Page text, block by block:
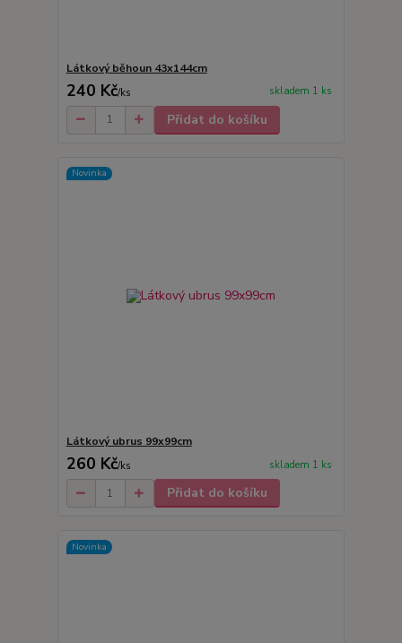
Látkový běhoun 43x144cm
240 Kč/ks skladem 1 ks
Přidat do košíku
Novinka
Látkový ubrus 99x99cm
260 Kč/ks skladem 1 ks
Přidat do košíku
Novinka